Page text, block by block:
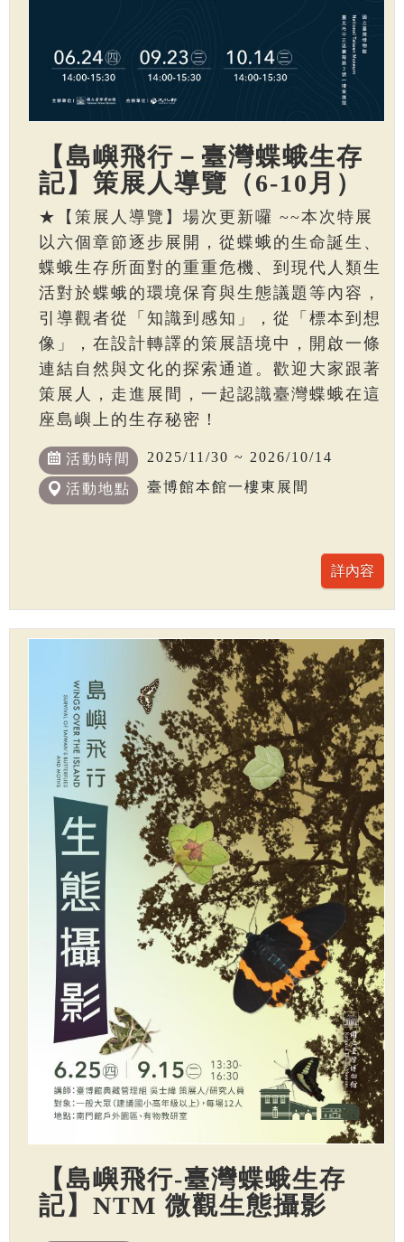
【島嶼飛行－臺灣蝶蛾生存
記】策展人導覽（6-10月）
★【策展人導覽】場次更新囉 ~~本次特展
以六個章節逐步展開，從蝶蛾的生命誕生、
蝶蛾生存所面對的重重危機、到現代人類生
活對於蝶蛾的環境保育與生態議題等內容，
引導觀者從「知識到感知」，從「標本到想
像」，在設計轉譯的策展語境中，開啟一條
連結自然與文化的探索通道。歡迎大家跟著
策展人，走進展間，一起認識臺灣蝶蛾在這
座島嶼上的生存秘密！
活動時間 2025/11/30 ~ 2026/10/14
活動地點 臺博館本館一樓東展間
【島嶼飛行-臺灣蝶蛾生存
記】NTM 微觀生態攝影